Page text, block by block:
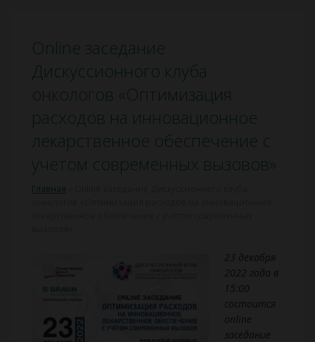
Online заседание
Дискуссионного клуба
онкологов «Оптимизация
расходов на инновационное
лекарственное обеспечение с
учетом современных вызовов»
Главная
23 декабря
2022 года в
15:00
состоится
online
заседание